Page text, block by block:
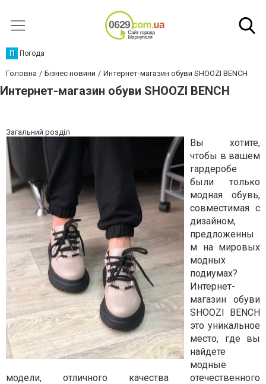
П Погода
Головна Бізнес новини Интернет-магазин обуви SHOOZI BENCH
Интернет-магазин обуви SHOOZI BENCH
Загальний розділ
Вы хотите,
чтобы в вашем
гардеробе
были только
модная обувь,
совместимая с
дизайном,
предложенны
м на мировых
модных
подиумах?
Интернет-
магазин обуви
SHOOZI BENCH
это уникальное
место, где вы
найдете
модные
модели, отличного качества отечественного